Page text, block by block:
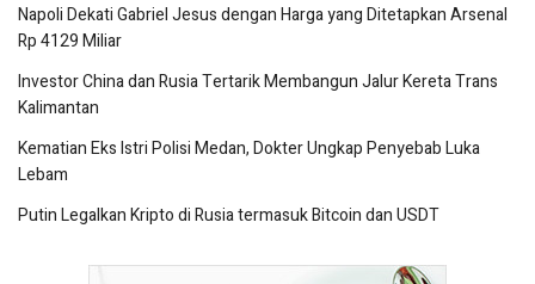
Napoli Dekati Gabriel Jesus dengan Harga yang Ditetapkan Arsenal
Rp 4129 Miliar
Investor China dan Rusia Tertarik Membangun Jalur Kereta Trans
Kalimantan
Kematian Eks Istri Polisi Medan, Dokter Ungkap Penyebab Luka
Lebam
Putin Legalkan Kripto di Rusia termasuk Bitcoin dan USDT